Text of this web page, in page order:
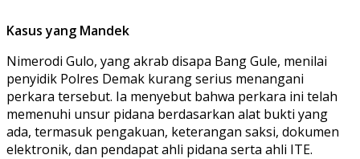
Kasus yang Mandek
Nimerodi Gulo, yang akrab disapa Bang Gule, menilai
penyidik Polres Demak kurang serius menangani
perkara tersebut. Ia menyebut bahwa perkara ini telah
memenuhi unsur pidana berdasarkan alat bukti yang
ada, termasuk pengakuan, keterangan saksi, dokumen
elektronik, dan pendapat ahli pidana serta ahli ITE.